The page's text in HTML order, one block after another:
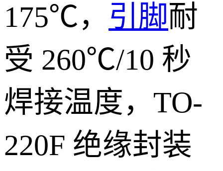
175℃， 引脚耐
受 260℃/10 秒
焊接温度，TO-
220F 绝缘封装